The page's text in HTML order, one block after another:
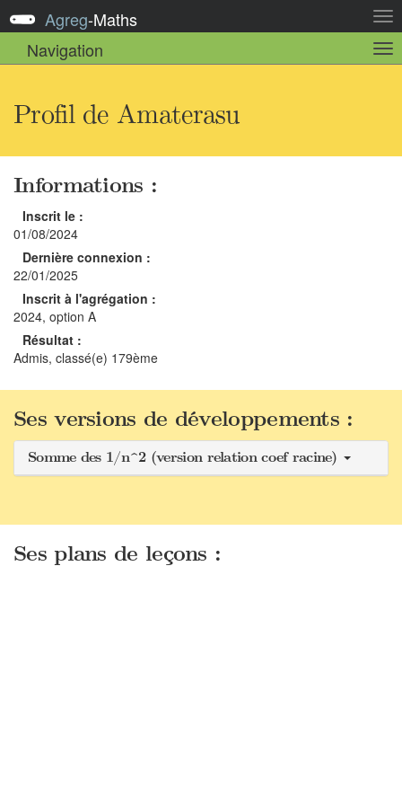
la
Agreg-Maths
Navigation
la
Profil de Amaterasu
Informations :
Inscrit le :
01/08/2024
Dernière connexion :
22/01/2025
Inscrit à l'agrégation :
2024, option A
Résultat :
Admis, classé(e) 179ème
Ses versions de développements :
Somme des 1/n^2 (version relation coef racine)
Ses plans de leçons :